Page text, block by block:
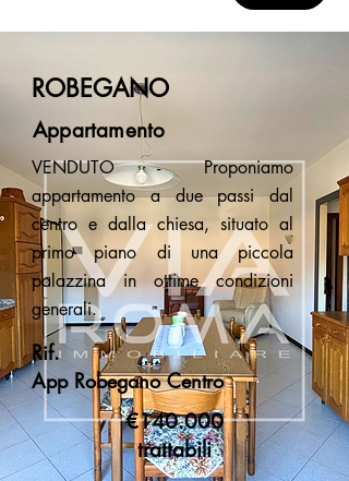
ROBEGANO
Appartamento
VENDUTO - Proponiamo
appartamento a due passi dal
centro e dalla chiesa, situato al
primo piano di una piccola
palazzina in ottime condizioni
generali.
Rif.
App Robegano Centro
€140.000
trattabili